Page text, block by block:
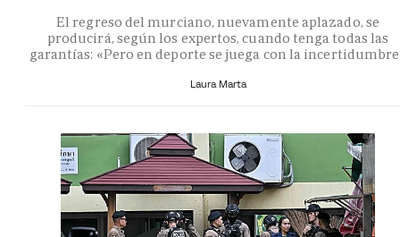
El regreso del murciano, nuevamente aplazado, se
producirá, según los expertos, cuando tenga todas las
garantías: «Pero en deporte se juega con la
Laura Marta